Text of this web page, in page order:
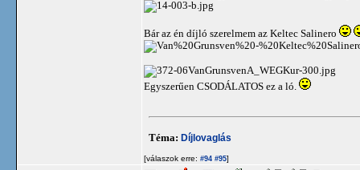
Bár az én díjló szerelmem az Keltec Salinero
Egyszerűen CSODÁLATOS ez a ló.
Téma: Díjlovaglás
[válaszok erre: #94 #95]